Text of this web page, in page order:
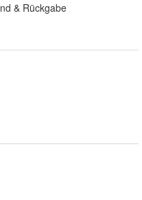
& Rückgabe